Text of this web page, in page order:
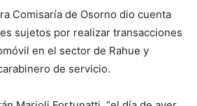
Comisaría de Osorno dio cuenta
sujetos por realizar transacciones
en el sector de Rahue y
de servicio.